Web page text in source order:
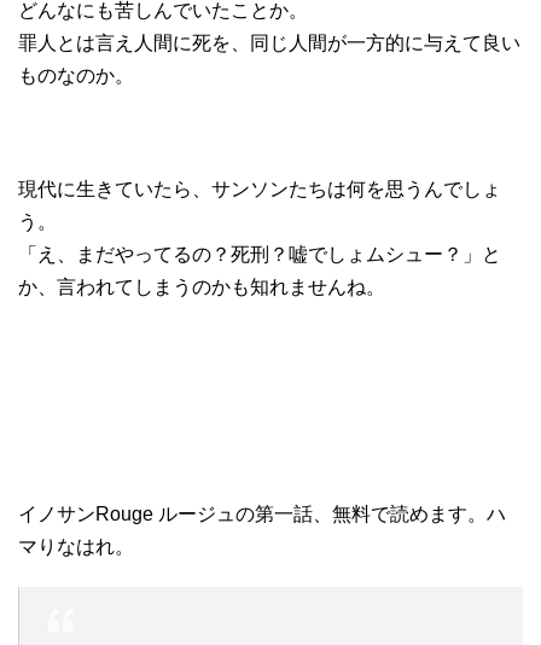
どんなにも苦しんでいたことか。
罪人とは言え人間に死を、同じ人間が一方的に与えて良い
ものなのか。
現代に生きていたら、サンソンたちは何を思うんでしょ
う。
「え、まだやってるの？死刑？嘘でしょムシュー？」と
か、言われてしまうのかも知れませんね。
イノサンRouge ルージュの第一話、無料で読めます。ハ
マりなはれ。